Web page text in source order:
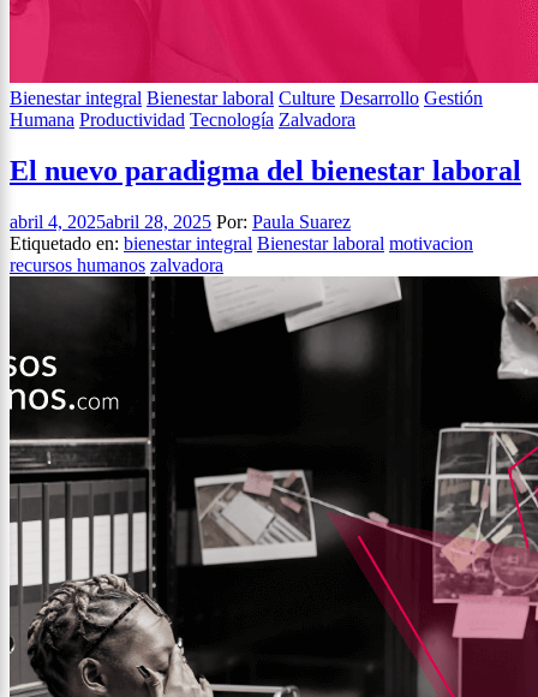
Bienestar integral Bienestar laboral Culture Desarrollo Gestión
Humana Productividad Tecnología Zalvadora
El nuevo paradigma del bienestar laboral
abril 4, 2025abril 28, 2025 Por: Paula Suarez
Etiquetado en: bienestar integral Bienestar laboral motivacion
recursos humanos zalvadora